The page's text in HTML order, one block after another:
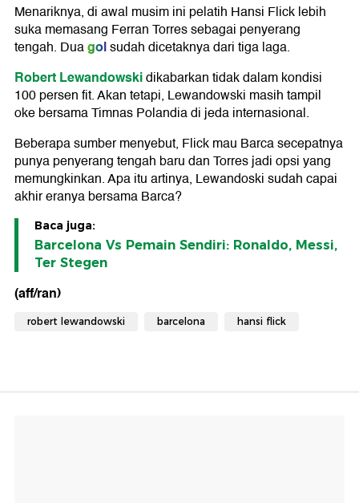
Menariknya, di awal musim ini pelatih Hansi Flick lebih
suka memasang Ferran Torres sebagai penyerang
tengah. Duagolsudah dicetaknya dari tiga laga.
Robert Lewandowskidikabarkan tidak dalam kondisi
100 persen fit. Akan tetapi, Lewandowski masih tampil
oke bersama Timnas Polandia di jeda internasional.
Beberapa sumber menyebut, Flick mau Barca secepatnya
punya penyerang tengah baru dan Torres jadi opsi yang
memungkinkan. Apa itu artinya, Lewandoski sudah capai
akhir eranya bersama Barca?
Baca juga:
Barcelona Vs Pemain Sendiri: Ronaldo, Messi,
Ter Stegen
(aff/ran)
robert lewandowski barcelona hansi flick